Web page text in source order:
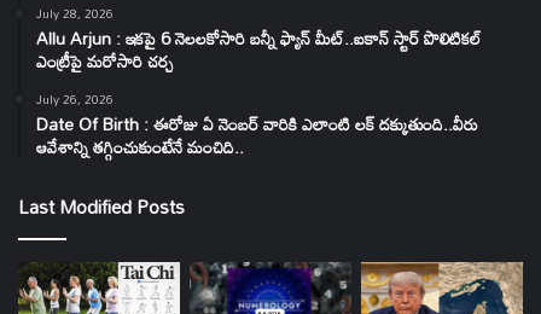
July 28, 2026
Allu Arjun : ఇకపై 6 నెలలకోసారి బన్నీ ఫ్యాన్ మీట్..ఐకాన్ స్టార్ పొలిటికల్
ఎంట్రీపై మరోసారి చర్చ
July 26, 2026
Date Of Birth : ఈరోజు ఏ నెంబర్ వారికి ఎలాంటి లక్ దక్కుతుంది..వీరు
ఆవేశాన్ని తగ్గించుకుంటేనే మంచిది..
Last Modified Posts